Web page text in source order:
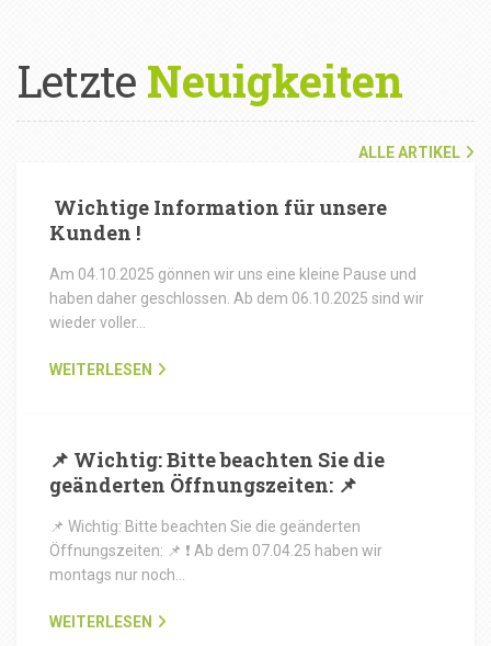
Letzte Neuigkeiten
ALLE ARTIKEL
Wichtige Information für unsere
Kunden !
Am 04.10.2025 gönnen wir uns eine kleine Pause und
haben daher geschlossen. Ab dem 06.10.2025 sind wir
wieder voller…
WEITERLESEN
📌 Wichtig: Bitte beachten Sie die
geänderten Öffnungszeiten: 📌
📌 Wichtig: Bitte beachten Sie die geänderten
Öffnungszeiten: 📌 ❗ Ab dem 07.04.25 haben wir
montags nur noch…
WEITERLESEN